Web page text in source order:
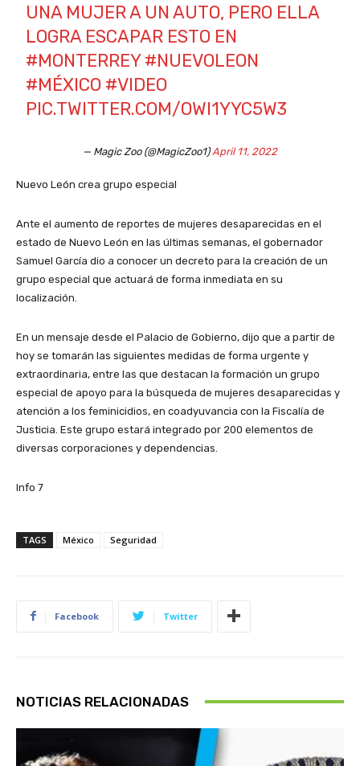
UNA MUJER A UN AUTO, PERO ELLA
LOGRA ESCAPAR ESTO EN
#MONTERREY #NUEVOLEON
#MÉXICO #VIDEO
PIC.TWITTER.COM/OWI1YYC5W3
— Magic Zoo (@MagicZoo1)April 11, 2022
Nuevo León crea grupo especial
Ante el aumento de reportes de mujeres desaparecidas en el
estado de Nuevo León en las últimas semanas, el gobernador
Samuel García dio a conocer un decreto para la creación de un
grupo especial que actuará de forma inmediata en su
localización.
En un mensaje desde el Palacio de Gobierno, dijo que a partir de
hoy se tomarán las siguientes medidas de forma urgente y
extraordinaria, entre las que destacan la formación un grupo
especial de apoyo para la búsqueda de mujeres desaparecidas y
atención a los feminicidios, en coadyuvancia con la Fiscalía de
Justicia. Este grupo estará integrado por 200 elementos de
diversas corporaciones y dependencias.
Info 7
TAGS México Seguridad
Facebook Twitter
NOTICIAS RELACIONADAS